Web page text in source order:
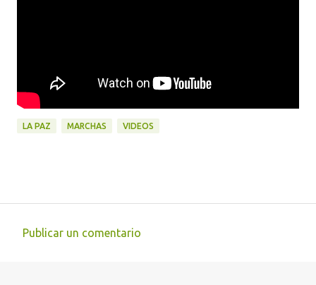
LA PAZ MARCHAS VIDEOS
Publicar un comentario